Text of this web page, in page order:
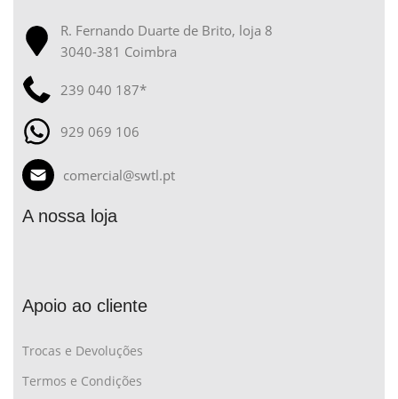
R. Fernando Duarte de Brito, loja 8
3040-381 Coimbra
239 040 187*
929 069 106
comercial@swtl.pt
A nossa loja
Apoio ao cliente
Trocas e Devoluções
Termos e Condições